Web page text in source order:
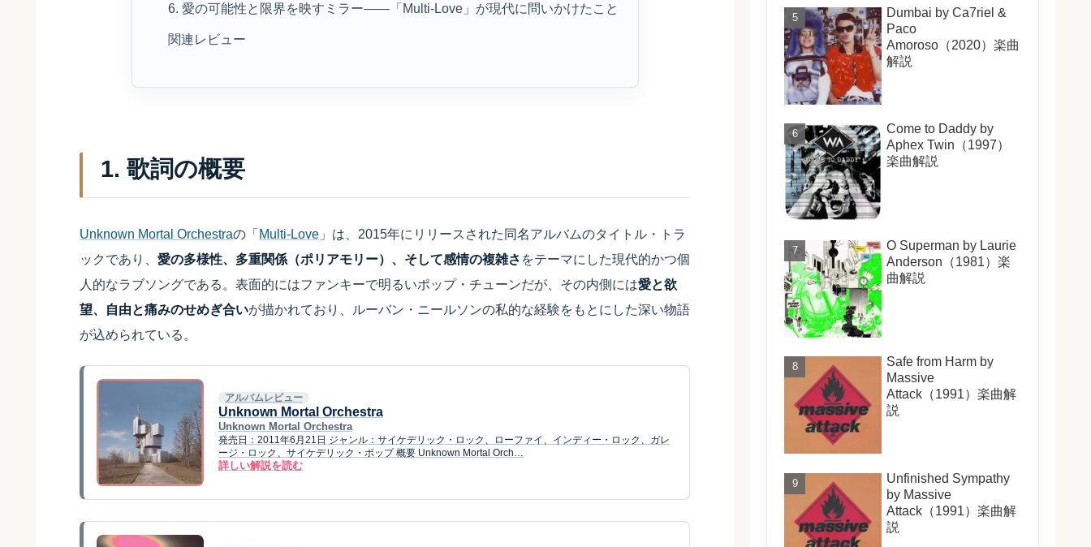
6. 愛の可能性と限界を映すミラー——「Multi-Love」が現代に問いかけたこと
関連レビュー
1. 歌詞の概要
Unknown Mortal Orchestraの「Multi-Love 」は、2015年にリリースされた同名アルバムのタイトル・トラ
ックであり、 愛の多様性、多重関係（ポリアモリー）、そして感情の複雑さ をテーマにした現代的かつ個
人的なラブソングである。表面的にはファンキーで明るいポップ・チューンだが、その内側には愛と欲
望、自由と痛みのせめぎ合いが描かれており、ルーバン・ニールソンの私的な経験をもとにした深い物語
が込められている。
アルバムレビュー
Unknown Mortal Orchestra
Unknown Mortal Orchestra
発売日：2011年6月21日 ジャンル：サイケデリック・ロック、ローファイ、インディー・ロック、ガレ
ージ・ロック、サイケデリック・ポップ 概要 Unknown Mortal Orch…
詳しい解説を読む
Dumbai by Ca7riel &
Paco
Amoroso（2020）楽曲
解説
Come to Daddy by
Aphex Twin（1997）
楽曲解説
O Superman by Laurie
Anderson（1981）楽
曲解説
Safe from Harm by
Massive
Attack（1991）楽曲解
説
Unfinished Sympathy
by Massive
Attack（1991）楽曲解
説